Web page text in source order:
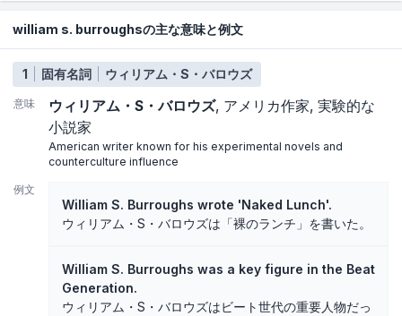
william s. burroughsの主な意味と例文
1 固有名詞 ウィリアム・S・バロウズ
意味 ウィリアム・S・バロウズ アメリカ作家 実験的な
小説家
American writer known for his experimental novels and
counterculture influence
例文
William S. Burroughs wrote 'Naked Lunch'.
ウィリアム・S・バロウズは「裸のランチ」を書いた。
William S. Burroughs was a key figure in the Beat
Generation.
ウィリアム・S・バロウズはビート世代の重要人物だっ